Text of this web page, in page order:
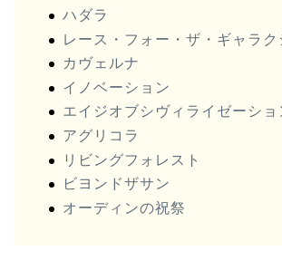
ハダラ
レース・フォー・ザ・ギャラク
カヴェルナ
イノベーション
エイジオブシヴィライゼーショ
アグリコラ
リビングフォレスト
ビヨンドザサン
オーディンの祝祭